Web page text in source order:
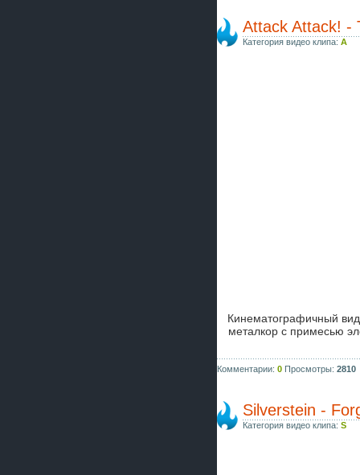
Attack Attack! -
Категория видео клипа: A
Кинематографичный
металкор с примесью
Комментарии: 0 Просмотры: 2810
Silverstein -
Категория видео клипа: S